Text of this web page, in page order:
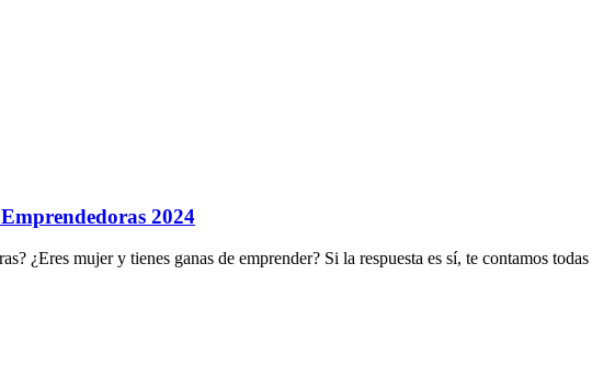
2024
¿Eres mujer y tienes ganas de emprender? Si la respuesta es sí, te contamos